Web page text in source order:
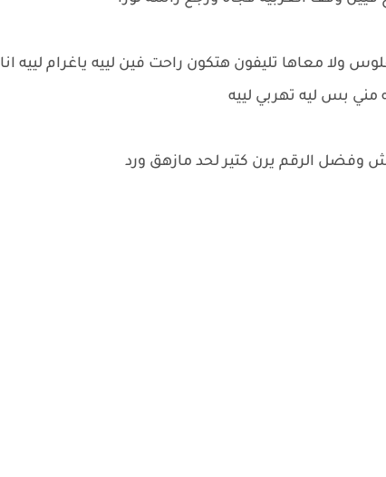
معاها تليفون هتكون راحت فين لييه ياغرام لييه انا
بس ليه تهربي لييه
وفضل الرقم يرن كتير لحد مازهق ورد